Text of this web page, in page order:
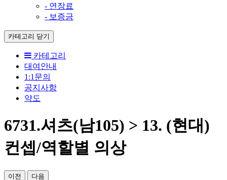
- 연장료
- 보증금
카테고리 닫기
카테고리
대여안내
1:1문의
공지사항
약도
6731.셔츠(남105) > 13. (현대)
컨셉/역할별 의상
이전 다음